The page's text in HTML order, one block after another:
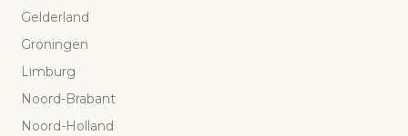
Gelderland
Groningen
Limburg
Noord-Brabant
Noord-Holland